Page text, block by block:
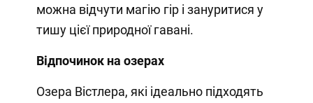
можна відчути магію гір і зануритися у
тишу цієї природної гавані.
Відпочинок на озерах
Озера Вістлера, які ідеально підходять